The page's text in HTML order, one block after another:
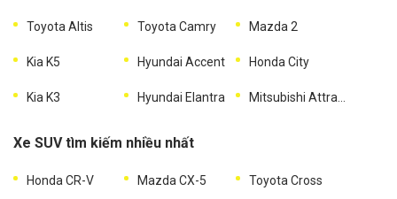
Toyota Altis Toyota Camry Mazda 2
Kia K5 Hyundai Accent Honda City
Kia K3 Hyundai Elantra
Xe SUV tìm kiếm nhiều nhất
Honda CR-V Mazda CX-5 Toyota Cross